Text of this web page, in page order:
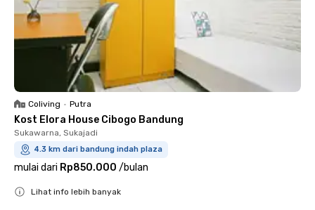
Coliving • Putra
Kost Elora House Cibogo Bandung
Sukawarna, Sukajadi
4.3 km dari bandung indah plaza
mulai dari Rp850.000 /bulan
Lihat info lebih banyak